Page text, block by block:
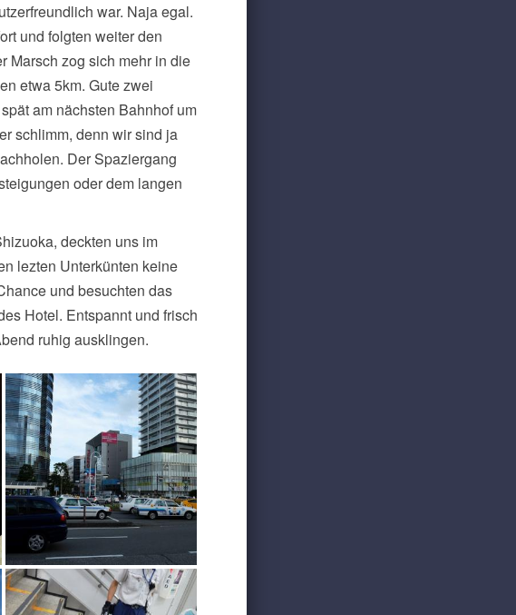
war. Naja egal.
und folgten weiter den
Marsch zog sich mehr in die
etwa 5km. Gute zwei
am nächsten Bahnhof um
schlimm, denn wir sind ja
Der Spaziergang
oder dem langen
deckten uns im
lezten Unterkünten keine
und besuchten das
Hotel. Entspannt und frisch
ruhig ausklingen.